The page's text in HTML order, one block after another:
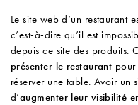
Le site web d’un restaurant
c’est-à-dire qu’il est
depuis ce site des produits.
présenter le restaurant
réserver une table. Avoir un
d’augmenter leur visibilité